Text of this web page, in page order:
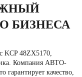
БИЗНЕСА
KCP 48ZX5170,
Компания АВТО-
качество,